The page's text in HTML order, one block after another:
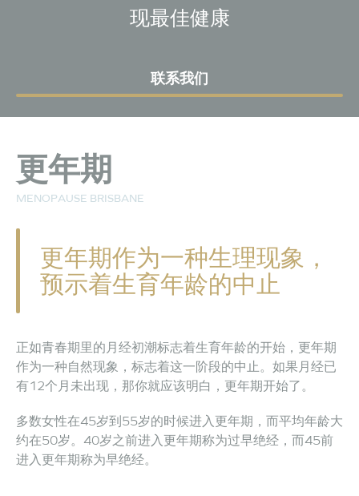
现最佳健康
联系我们
更年期
MENOPAUSE BRISBANE
更年期作为一种生理现象，
预示着生育年龄的中止
正如青春期里的月经初潮标志着生育年龄的开始，更年期
作为一种自然现象，标志着这一阶段的中止。如果月经已
有12个月未出现，那你就应该明白，更年期开始了。
多数女性在45岁到55岁的时候进入更年期，而平均年龄大
约在50岁。40岁之前进入更年期称为过早绝经，而45前
进入更年期称为早绝经。